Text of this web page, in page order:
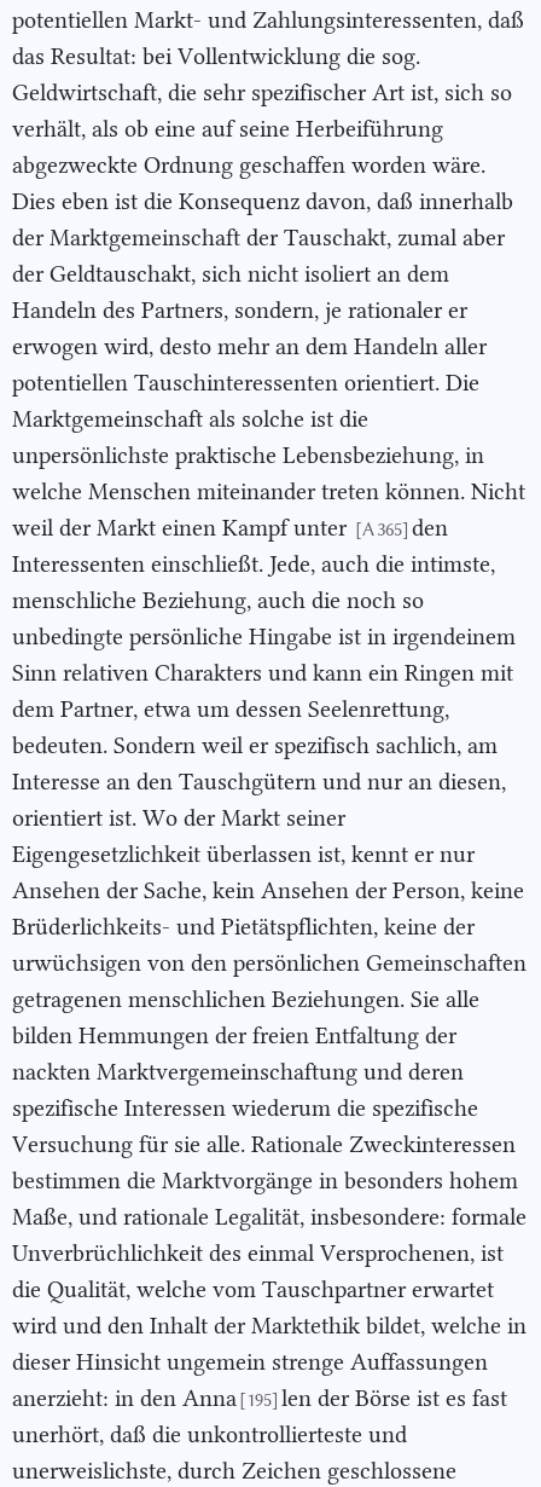
potentiellen Markt- und Zahlungsinteressenten, daß
das Resultat: bei Vollentwicklung die sog.
Geldwirtschaft, die sehr spezifischer Art ist, sich so
verhält, als ob eine auf seine Herbeiführung
abgezweckte Ordnung geschaffen worden wäre.
Dies eben ist die Konsequenz davon, daß innerhalb
der Marktgemeinschaft der Tauschakt, zumal aber
der Geldtauschakt, sich nicht isoliert an dem
Handeln des Partners, sondern, je rationaler er
erwogen wird, desto mehr an dem Handeln aller
potentiellen Tauschinteressenten orientiert. Die
Marktgemeinschaft als solche ist die
unpersönlichste praktische Lebensbeziehung, in
welche Menschen miteinander treten können. Nicht
weil der Markt einen Kampf unter [A 365] den
Interessenten einschließt. Jede, auch die intimste,
menschliche Beziehung, auch die noch so
unbedingte persönliche Hingabe ist in irgendeinem
Sinn relativen Charakters und kann ein Ringen mit
dem Partner, etwa um dessen Seelenrettung,
bedeuten. Sondern weil er spezifisch sachlich, am
Interesse an den Tauschgütern und nur an diesen,
orientiert ist. Wo der Markt seiner
Eigengesetzlichkeit überlassen ist, kennt er nur
Ansehen der Sache, kein Ansehen der Person, keine
Brüderlichkeits- und Pietätspflichten, keine der
urwüchsigen von den persönlichen Gemeinschaften
getragenen menschlichen Beziehungen. Sie alle
bilden Hemmungen der freien Entfaltung der
nackten Marktvergemeinschaftung und deren
spezifische Interessen wiederum die spezifische
Versuchung für sie alle. Rationale Zweckinteressen
bestimmen die Marktvorgänge in besonders hohem
Maße, und rationale Legalität, insbesondere: formale
Unverbrüchlichkeit des einmal Versprochenen, ist
die Qualität, welche vom Tauschpartner erwartet
wird und den Inhalt der Marktethik bildet, welche in
dieser Hinsicht ungemein strenge Auffassungen
anerzieht: in den Anna[195] len der Börse ist es fast
unerhört, daß die unkontrollierteste und
unerweislichste, durch Zeichen geschlossene